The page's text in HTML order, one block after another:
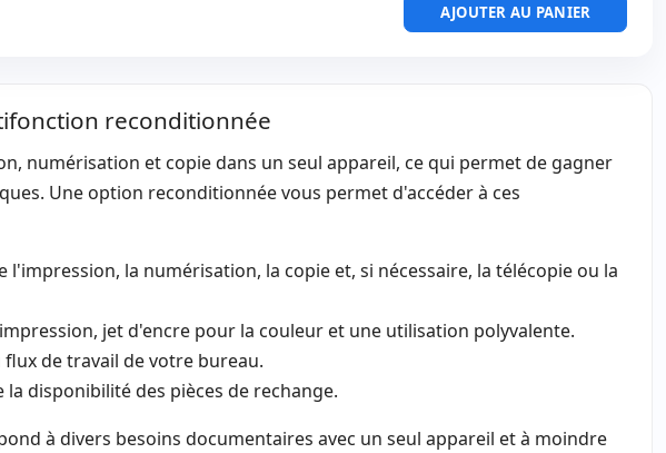
Gestion du papier: Duplex
Dimensions: 122x64x62 cm.
AJOUTER AU PANIER
reconditionnée
numérisation et copie dans un seul appareil, ce qui permet de gagner
Une option reconditionnée vous permet d'accéder à ces
l'impression, la numérisation, la copie et, si nécessaire, la télécopie ou la
jet d'encre pour la couleur et une utilisation polyvalente.
de travail de votre bureau.
disponibilité des pièces de rechange.
à divers besoins documentaires avec un seul appareil et à moindre